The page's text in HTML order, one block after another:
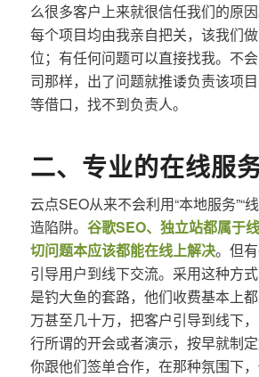
么很多客户上来就很信任我们的原因
每个项目均由我亲自把关，该我们
位；有任何问题可以直接找我。不
司那样，出了问题就推诿负责该项
等借口，找不到负责人。
二、专业的在线服
云点SEO从来不会利用“本地服务”“
造陷阱。 谷歌SEO、独立站都属于
切问题本应该都能在线上解决。但
引导用户到线下交流。采用这种方
是钓大鱼的套路，他们收费基本上
万甚至几十万，把客户引导到线下
行所谓的开会或者演示，按早就制
你跟他们签单合作，在那种氛围下